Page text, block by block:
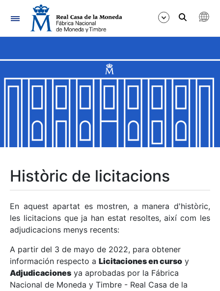
Navegació
Mostra/Amaga
Mostra/Amaga
Mostra/Amaga
Mostra/Amaga
Mostra/Amaga
Històric de licitacions
En aquest apartat es mostren, a manera d'històric,
les licitacions que ja han estat resoltes, així com les
adjudicacions menys recents:
A partir del 3 de mayo de 2022, para obtener
información respecto a Licitaciones en curso y
Adjudicaciones ya aprobadas por la Fábrica
Nacional de Moneda y Timbre - Real Casa de la